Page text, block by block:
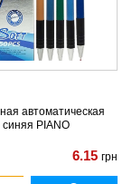
автоматическая
PIANO
6.15 грн